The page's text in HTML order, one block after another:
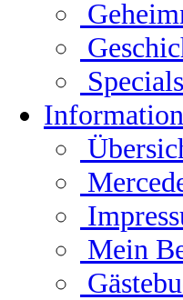
Specials
Information
Mein